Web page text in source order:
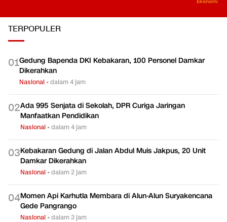
TERPOPULER
01Gedung Bapenda DKI Kebakaran, 100 Personel Damkar
Dikerahkan
Nasional •dalam 4 jam
02Ada 995 Senjata di Sekolah, DPR Curiga Jaringan
Manfaatkan Pendidikan
Nasional •dalam 4 jam
03Kebakaran Gedung di Jalan Abdul Muis Jakpus, 20 Unit
Damkar Dikerahkan
Nasional •dalam 2 jam
04Momen Api Karhutla Membara di Alun-Alun Suryakencana
Gede Pangrango
Nasional •dalam 3 jam